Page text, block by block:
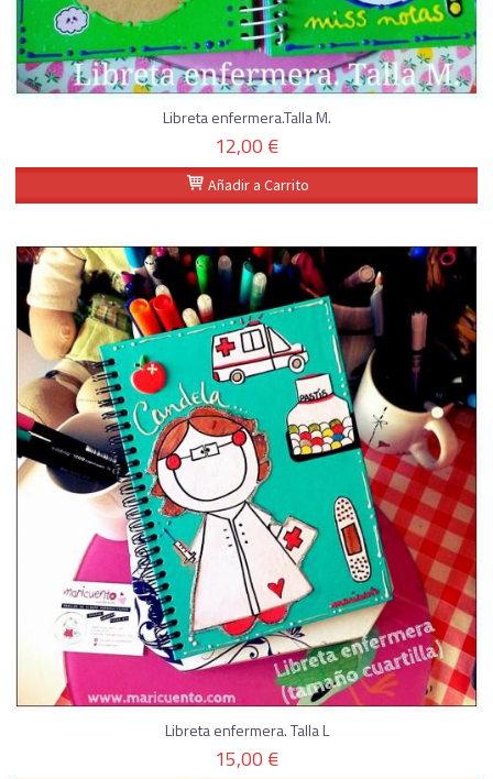
Libreta enfermera.Talla M.
12,00 €
Añadir a Carrito
Libreta enfermera. Talla L
15,00 €